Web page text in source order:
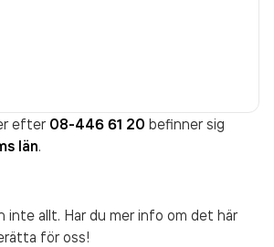
efter 08-446 61 20 befinner sig
län.
inte allt. Har du mer info om det här
för oss!